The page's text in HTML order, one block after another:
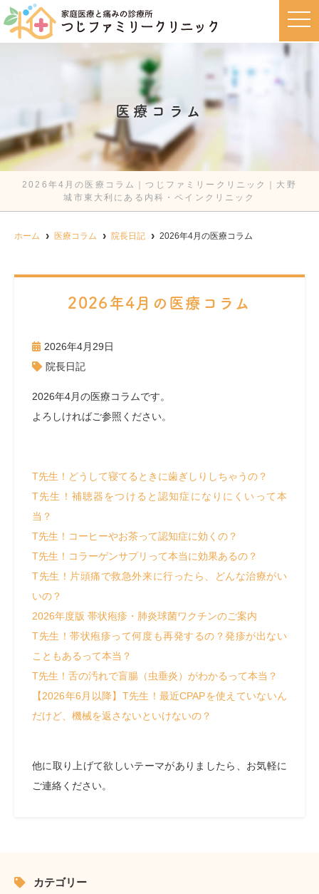
医療コラム
2026年4月の医療コラム｜つじファミリークリニック｜大野
城市東大利にある内科・ペインクリニック
t
o
ホーム 医療コラム 院長日記 2026年4月の医療コラム
2026年4月の医療コラム
2026年4月29日
院長日記
2026年4月の医療コラムです。
よろしければご参照ください。
T先生！どうして寝てるときに歯ぎしりしちゃうの？
T先生！補聴器をつけると認知症になりにくいって本
当？
T先生！コーヒーやお茶って認知症に効くの？
T先生！コラーゲンサプリって本当に効果あるの？
T先生！片頭痛で救急外来に行ったら、どんな治療がい
いの？
2026年度版 帯状疱疹・肺炎球菌ワクチンのご案内
T先生！帯状疱疹って何度も再発するの？発疹が出ない
こともあるって本当？
T先生！舌の汚れで盲腸（虫垂炎）がわかるって本当？
【2026年6月以降】T先生！最近CPAPを使えていないん
だけど、機械を返さないといけないの？
他に取り上げて欲しいテーマがありましたら、お気軽に
ご連絡ください。
カテゴリー